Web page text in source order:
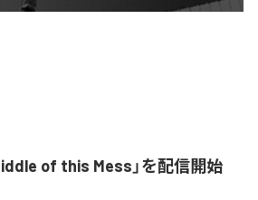
of this Mess」を配信開始